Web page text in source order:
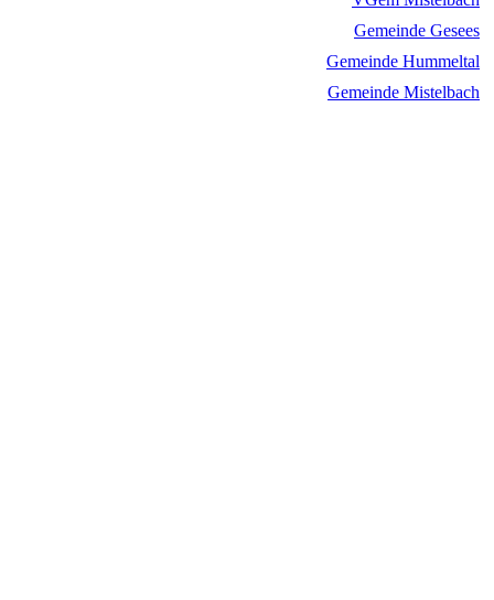
Gemeinde Gesees
Gemeinde Hummeltal
Gemeinde Mistelbach